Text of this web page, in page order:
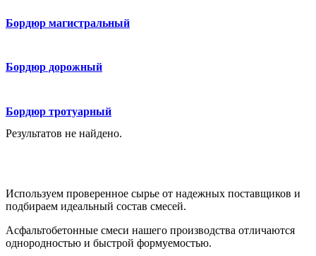
Бордюр магистральный
Бордюр дорожный
Бордюр тротуарный
Результатов не найдено.
Используем проверенное сырье от надежных поставщиков и
подбираем идеальный состав смесей.
Асфальтобетонные смеси нашего производства отличаются
однородностью и быстрой формуемостью.